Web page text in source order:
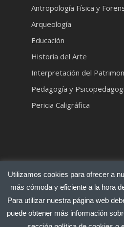
Antropología Física y
Arqueología
Educación
Historia del Arte
Interpretación del
Pedagogía y
Pericia Caligráfica
© 2025 CODOLI.com |
Creativo ||Aviso legal|
Utilizamos cookies para ofrecer a
más cómoda y eficiente a la hora
Para utilizar nuestra página web
puede obtener más información